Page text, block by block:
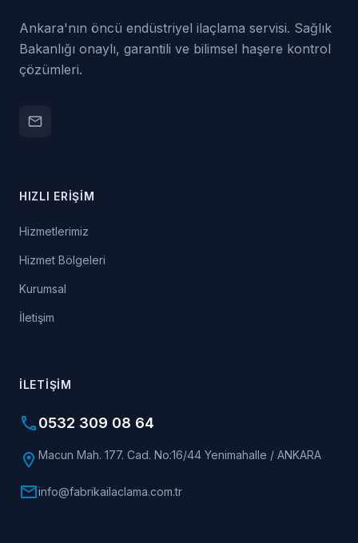
Ankara'nın öncü endüstriyel ilaçlama servisi. Sağlık
Bakanlığı onaylı, garantili ve bilimsel haşere kontrol
çözümleri.
email
HIZLI ERIŞIM
Hizmetlerimiz
Hizmet Bölgeleri
Kurumsal
İletişim
İLETIŞIM
phone0532 309 08 64
location_on Macun Mah. 177. Cad. No:16/44 Yenimahalle / ANKARA
mailinfo@fabrikailaclama.com.tr